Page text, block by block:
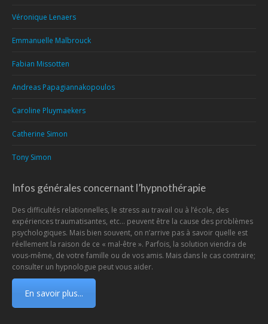
Véronique Lenaers
Emmanuelle Malbrouck
Fabian Missotten
Andreas Papagiannakopoulos
Caroline Pluymaekers
Catherine Simon
Tony Simon
Infos générales concernant l’hypnothérapie
Des difficultés relationnelles, le stress au travail ou à l’école, des
expériences traumatisantes, etc… peuvent être la cause des problèmes
psychologiques. Mais bien souvent, on n’arrive pas à savoir quelle est
réellement la raison de ce « mal-être ». Parfois, la solution viendra de
vous-même, de votre famille ou de vos amis. Mais dans le cas contraire;
consulter un hypnologue peut vous aider.
En savoir plus...